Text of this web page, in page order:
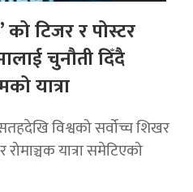
को टिजर र पोस्टर
चुनौती दिँदै
यात्रा
विश्वको सर्वोच्च शिखर
यात्रा समेटिएको